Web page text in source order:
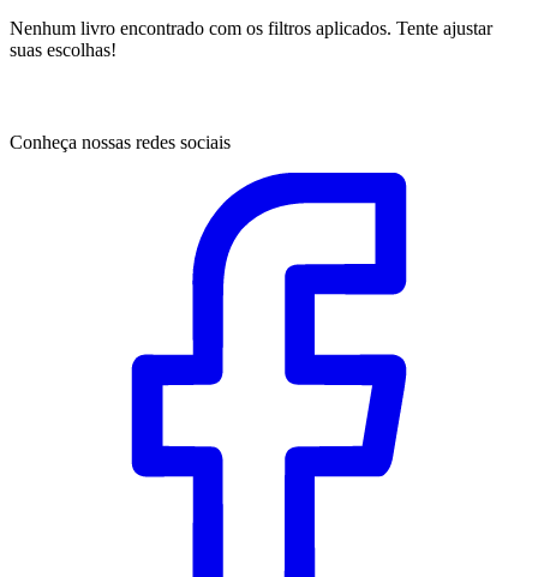
Nenhum livro encontrado com os filtros aplicados. Tente ajustar
suas escolhas!
Conheça nossas redes sociais